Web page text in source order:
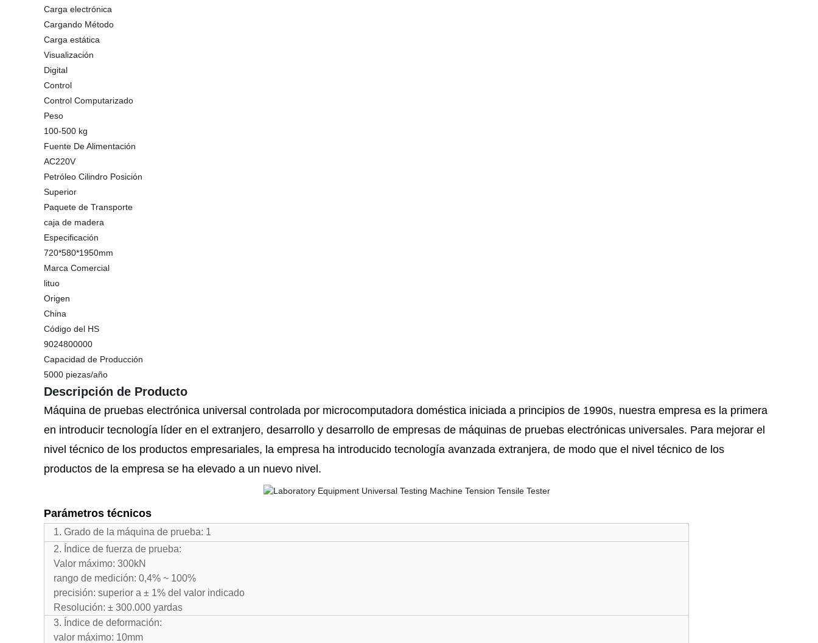
Carga electrónica
Cargando Método
Carga estática
Visualización
Digital
Control
Control Computarizado
Peso
100-500 kg
Fuente De Alimentación
AC220V
Petróleo Cilindro Posición
Superior
Paquete de Transporte
caja de madera
Especificación
720*580*1950mm
Marca Comercial
lituo
Origen
China
Código del HS
9024800000
Capacidad de Producción
5000 piezas/año
Descripción de Producto
Máquina de pruebas electrónica universal controlada por microcomputadora doméstica iniciada a principios de 1990s, nuestra empresa es la primera
en introducir tecnología líder en el extranjero, desarrollo y desarrollo de empresas de máquinas de pruebas electrónicas universales. Para mejorar el
nivel técnico de los productos empresariales, la empresa ha introducido tecnología avanzada extranjera, de modo que el nivel técnico de los
productos de la empresa se ha elevado a un nuevo nivel.
Parámetros técnicos
1. Grado de la máquina de prueba: 1
2. Índice de fuerza de prueba:
Valor máximo: 300kN
rango de medición: 0,4% ~ 100%
precisión: superior a ± 1% del valor indicado
Resolución: ± 300.000 yardas
3. Índice de deformación:
valor máximo: 10mm